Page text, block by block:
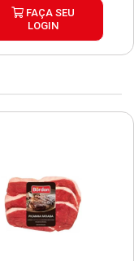
FAÇA SEU
LOGIN